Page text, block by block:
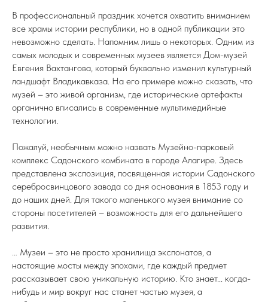
В профессиональный праздник хочется охватить вниманием
все храмы истории республики, но в одной публикации это
невозможно сделать. Напомним лишь о некоторых. Одним из
самых молодых и современных музеев является Дом-музей
Евгения Вахтангова, который буквально изменил культурный
ландшафт Владикавказа. На его примере можно сказать, что
музей – это живой организм, где исторические артефакты
органично вписались в современные мультимедийные
технологии.
Пожалуй, необычным можно назвать Музейно-парковый
комплекс Садонского комбината в городе Алагире. Здесь
представлена экспозиция, посвященная истории Садонского
серебросвинцового завода со дня основания в 1853 году и
до наших дней. Для такого маленького музея внимание со
стороны посетителей – возможность для его дальнейшего
развития.
… Музеи – это не просто хранилища экспонатов, а
настоящие мосты между эпохами, где каждый предмет
рассказывает свою уникальную историю. Кто знает... когда-
нибудь и мир вокруг нас станет частью музея, а